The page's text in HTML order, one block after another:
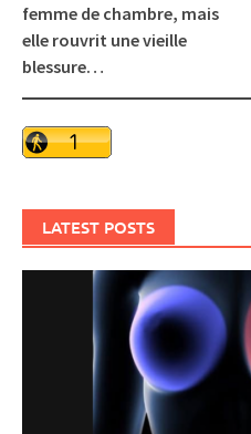
femme de chambre, mais
elle rouvrit une vieille
blessure…
LATEST POSTS